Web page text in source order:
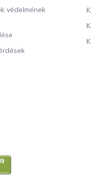
védelmének